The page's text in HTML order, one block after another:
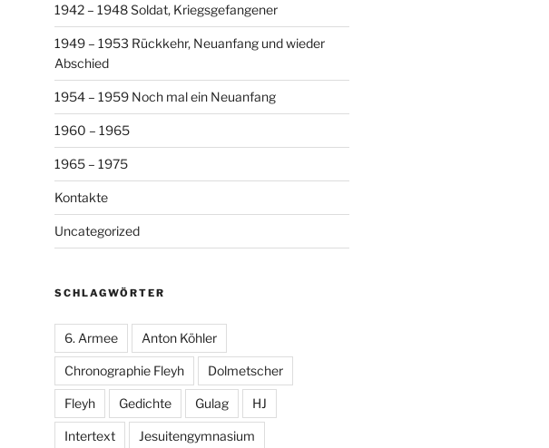
1942 – 1948 Soldat, Kriegsgefangener
1949 – 1953 Rückkehr, Neuanfang und wieder
Abschied
1954 – 1959 Noch mal ein Neuanfang
1960 – 1965
1965 – 1975
Kontakte
Uncategorized
SCHLAGWÖRTER
6. Armee Anton Köhler
Chronographie Fleyh Dolmetscher
Fleyh Gedichte Gulag HJ
Intertext Jesuitengymnasium